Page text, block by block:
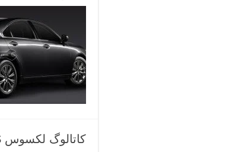
کاتالوگ لکسوس ES مدل 2015